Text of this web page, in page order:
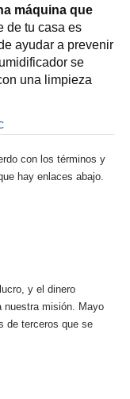
máquina que
de tu casa es
ayudar a prevenir
se
una limpieza
con los términos y
hay enlaces abajo.
y el dinero
nuestra misión. Mayo
de terceros que se